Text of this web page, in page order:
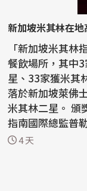
新加坡米其林在
「新加坡米其
餐飲場所，其中
星、33家獲米其
落於新加坡萊佛
米其林二星。 頒獎活動4日晚間在聖淘沙舉行。米其林
指南國際總監普
資料表示...
4 天